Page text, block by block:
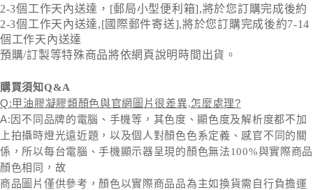
2-3個工作天內送達，[郵局小型便利箱],將於您訂購完成後約
2-3個工作天內送達,[國際郵件寄送],將於您訂購完成後約7-14
個工作天內送達
預購/訂製等特殊商品將依網頁說明時間出貨。
購買須知Q&A
Q:甲油膠凝膠類顏色與官網圖片很差異,怎麼處理?
A: 因不同品牌的電腦、手機等，其色度、顯色度及解析度都不加
上拍攝時燈光遠近題，以及個人對顏色色系定義、感官不同的關
係，所以每台電腦、手機顯示器呈現的顏色無法100%與實際商品
顏色相同，故
商品圖片僅供參考，顏色以實際商品品為主如換貨需自行負擔運